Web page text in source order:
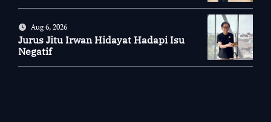
Aug 6, 2026
Jurus Jitu Irwan Hidayat Hadapi Isu
Negatif